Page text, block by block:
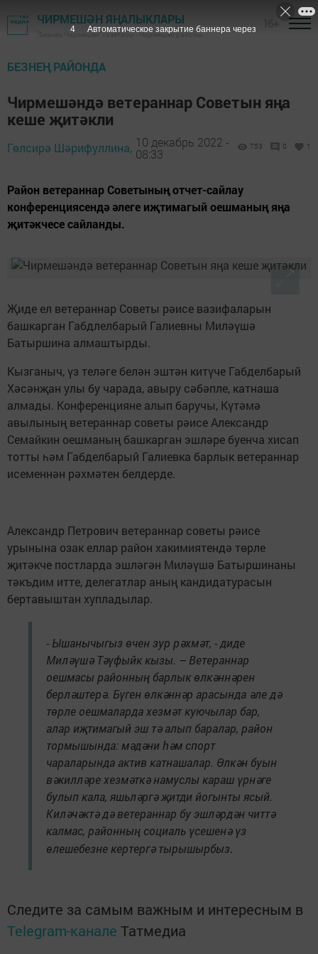
ЧИРМЕШӘН ЯҢАЛЫКЛАРЫ
"Безнең Чирмешән" газетасы - Чирмешән районы
БЕЗНЕҢ РАЙОНДА
Чирмешәндә ветераннар Советын яңа
кеше җитәкли
Гөлсирә Шәрифуллина, 10 декабрь 2022 -
08:33
753 0 1
Район ветераннар Советының отчет-сайлау
конференциясендә әлеге иҗтимагый оешманың яңа
җитәкчесе сайланды.
Җиде ел ветераннар Советы рәисе вазифаларын
башкарган Габдлелбарый Галиевны Миләүшә
Батыршина алмаштырды.
Кызганыч, үз теләге белән эштән китүче Габделбарый
Хәсәнҗан улы бу чарада, авыру сәбәпле, катнаша
алмады. Конференцияне алып баручы, Күтәмә
авылының ветераннар советы рәисе Александр
Семайкин оешманың башкарган эшләре буенча хисап
тотты һәм Габделбарый Галиевка барлык ветераннар
исеменнән рәхмәтен белдерде.
Александр Петрович ветераннар советы рәисе
урынына озак еллар район хакимиятендә төрле
җитәкче постларда эшләгән Миләүшә Батыршинаны
тәкъдим итте, делегатлар аның кандидатурасын
бертавыштан хупладылар.
- Ышанычыгыз өчен зур рәхмәт, - диде
Миләүшә Тәүфыйк кызы. – Ветераннар
оешмасы районның барлык өлкәннәрен
берләштерә. Бүген өлкәннәр арасында әле дә
төрле оешмаларда хезмәт куючылар бар,
алар иҗтимагый эш тә алып баралар, район
тормышында: мәдәни һәм спорт
чараларында актив катнашалар. Өлкән буын
вәкилләре хезмәткә намуслы караш үрнәге
булып кала, яшьләргә җитди йогынты ясый.
Киләчәктә дә ветераннар бу эшләрдән читтә
калмас, районның социаль үсешенә үз
өлешебезне кертергә тырышырбыз.
Следите за самым важным и интересным в
Telegram-канале Татмедиа
3 Автоматическое закрытие баннера через